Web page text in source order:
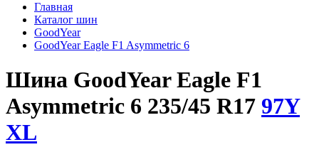
Главная
Каталог шин
GoodYear
GoodYear Eagle F1 Asymmetric 6
Шина GoodYear Eagle F1
Asymmetric 6 235/45 R17 97Y
XL